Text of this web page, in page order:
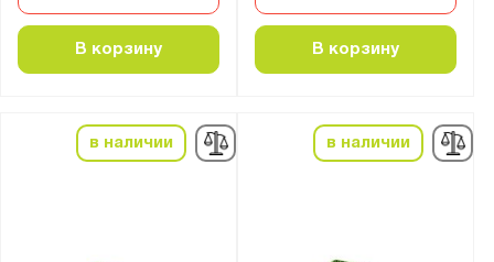
В корзину В корзину
в наличии в наличии